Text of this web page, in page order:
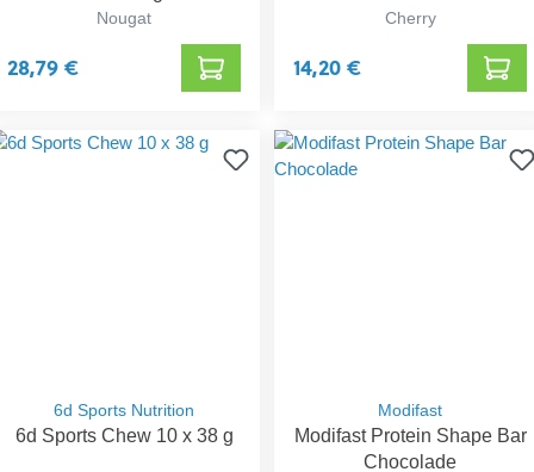
Nougat
28,79 €
Cherry
14,20 €
6d Sports Nutrition
6d Sports Chew 10 x 38 g
Modifast
Modifast Protein Shape Bar
Chocolade